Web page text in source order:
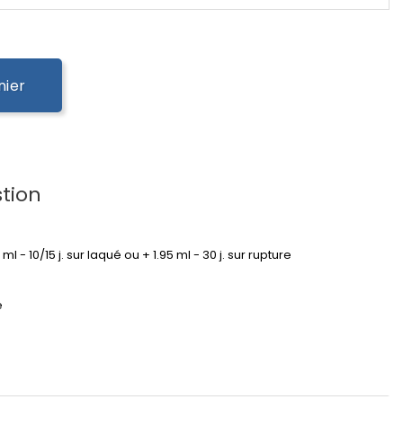
- 10/15 j. sur laqué ou + 1.95 ml - 30 j. sur rupture